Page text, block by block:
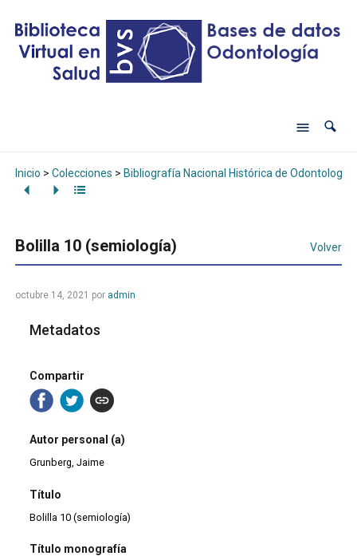
Inicio > Colecciones > Bibliografía Nacional Histórica de Odontología
Bolilla 10 (semiología) Volver
octubre 14, 2021 por admin
Metadatos
Compartir
Autor personal (a)
Grunberg, Jaime
Título
Bolilla 10 (semiología)
Título monografía